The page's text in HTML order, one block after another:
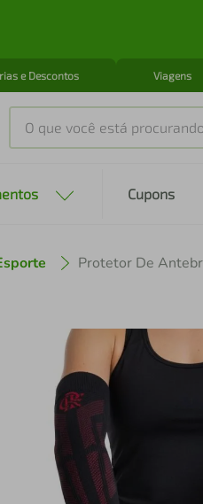
e Descontos Viagens
O que você está procurando?
Cupons
cafeteira
air fryer
iphone